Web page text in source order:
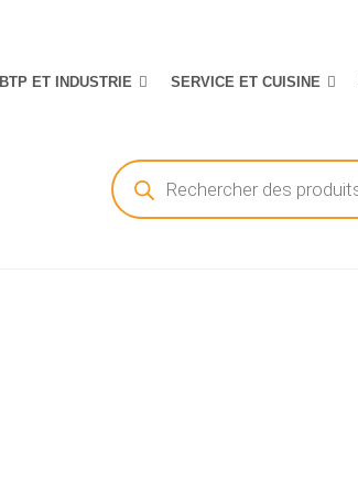
BTP ET INDUSTRIE SERVICE ET CUISINE
Recherche
de
produits